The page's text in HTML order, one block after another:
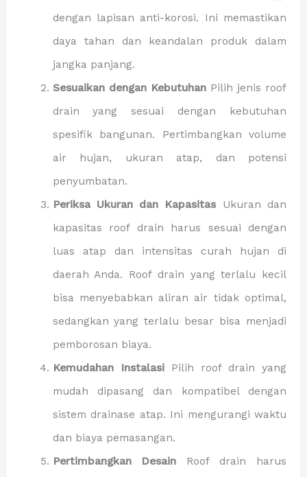
dengan lapisan anti-korosi. Ini memastikan
daya tahan dan keandalan produk dalam
jangka panjang.
Sesuaikan dengan KebutuhanPilih jenis roof
drain yang sesuai dengan kebutuhan
spesifik bangunan. Pertimbangkan volume
air hujan, ukuran atap, dan potensi
penyumbatan.
Periksa Ukuran dan KapasitasUkuran dan
kapasitas roof drain harus sesuai dengan
luas atap dan intensitas curah hujan di
daerah Anda. Roof drain yang terlalu kecil
bisa menyebabkan aliran air tidak optimal,
sedangkan yang terlalu besar bisa menjadi
pemborosan biaya.
Kemudahan InstalasiPilih roof drain yang
mudah dipasang dan kompatibel dengan
sistem drainase atap. Ini mengurangi waktu
dan biaya pemasangan.
Pertimbangkan Desain Roof drain harus